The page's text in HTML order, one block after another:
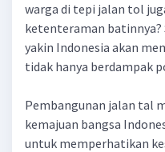
warga di tepi jalan tol
ketenteraman batinnya?
yakin Indonesia akan
tidak hanya berdampak
Pembangunan jalan tal
kemajuan bangsa
untuk memperhatikan